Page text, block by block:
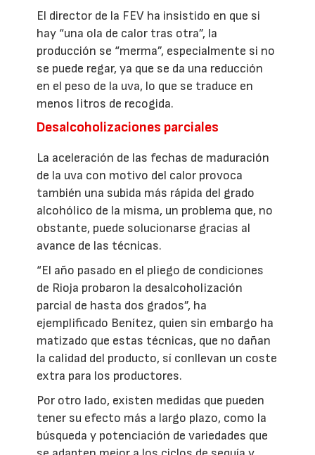
El director de la FEV ha insistido en que si
hay “una ola de calor tras otra”, la
producción se “merma”, especialmente si no
se puede regar, ya que se da una reducción
en el peso de la uva, lo que se traduce en
menos litros de recogida.
Desalcoholizaciones parciales
La aceleración de las fechas de maduración
de la uva con motivo del calor provoca
también una subida más rápida del grado
alcohólico de la misma, un problema que, no
obstante, puede solucionarse gracias al
avance de las técnicas.
“El año pasado en el pliego de condiciones
de Rioja probaron la desalcoholización
parcial de hasta dos grados”, ha
ejemplificado Benítez, quien sin embargo ha
matizado que estas técnicas, que no dañan
la calidad del producto, sí conllevan un coste
extra para los productores.
Por otro lado, existen medidas que pueden
tener su efecto más a largo plazo, como la
búsqueda y potenciación de variedades que